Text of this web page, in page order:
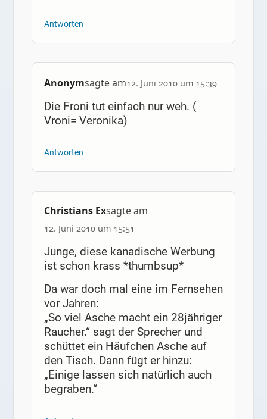
Antworten
Anonymsagte am12. Juni 2010 um 15:39
Die Froni tut einfach nur weh. (
Vroni= Veronika)
Antworten
Christians Exsagte am
12. Juni 2010 um 15:51
Junge, diese kanadische Werbung
ist schon krass *thumbsup*
Da war doch mal eine im Fernsehen
vor Jahren:
„So viel Asche macht ein 28jähriger
Raucher.“ sagt der Sprecher und
schüttet ein Häufchen Asche auf
den Tisch. Dann fügt er hinzu:
„Einige lassen sich natürlich auch
begraben.“